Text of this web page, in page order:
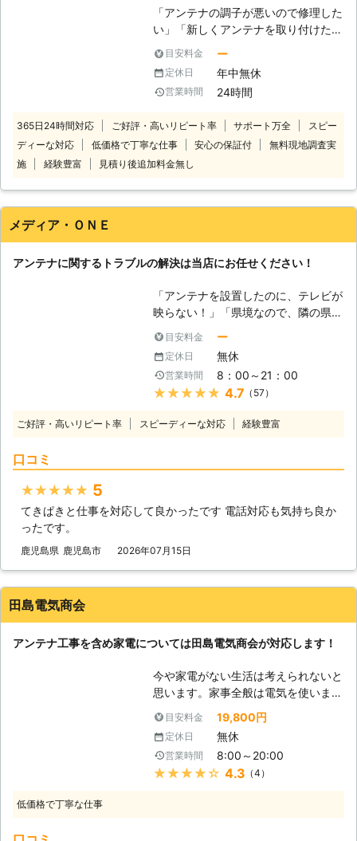
ださい。 古くなったアンテナの撤去
作業も無料で承っております。 ●中
応！ 当社はご依頼から施工完了まで
一貫対応しておりますので、余計な中
間マージンが掛からず安く対応するこ
テナ工事をおこなってほしいといった
際は、当社にお任せください。 グレ
ース社は鹿児島県内を中心にアンテナ
事業者をお探しなら、お気軽にご依頼
ください。
テナ工事で面倒なこと】 今の時代は
DIYで事故解決する事も多いですが、
アンテナ工事に関して言えばそれはあ
まりお勧めできません。まず、アンテ
ナ工事は危険な作業です。例えば2階
の屋根の上での作業となりますと、そ
の高さは十メートル弱に達します。そ
の高さから落ちれば、打ち所が悪けれ
ば命に関わります。 また、前述のよ
うにアンテナ工事は正しく受信できる
いうケースもあります。 アンテナ工
危険が発生します。そうなってからで
は遅いですので、始めのうちから私た
ちにご依頼ください。
「アンテナの調子が悪いので修理した
い」「新しくアンテナを取り付けた
い」「新居はお洒落なデザインアンテ
ナがいい」など。 アンテナのことで
お困り、お悩みのお客様がおりました
ら、アンテナ110番までお気軽にご相
盟店と提携しておりますので、お客様
のご依頼に迅速に対応させていただき
ます。 低価格で充実のサポートを実
けるよう日々、努めております。 ア
え、常にお客様の立場に立った作業を
心掛けております。 そのため、どの
てほしいのか、などをお客様と共有
し、より良いサービスを実現していき
ます。 お見積り後のキャンセルも可
い。 アンテナ110番では、24時間365
日で電話での相談を受け付けておりま
す。早朝や深夜でも、お客様の都合に
す。
目安料金 ー
定休日 年中無休
営業時間 24時間
365日24時間対応 ご好評・高いリピート率 サポート万全
スピー
ディーな対応
低価格で丁寧な仕事 安心の保証付
無料現地調査実
施
経験豊富 見積り後追加料金無し
メディア・ＯＮＥ
アンテナに関するトラブルの解決は当店にお任せください！
「アンテナを設置したのに、テレビが
映らない！」「県境なので、隣の県の
は、そのようなトラブルやご要望が寄
せられます。アンテナ工事は基本的に
業者に任せきりになるので、ご自身で
はどうにも対策が立てられないという
から見ても仕方が無いことなので、信
「メディア・ＯＮＥ」は、数少ないア
事に関する事ならどこにも負けない自
平洋に面した県です。そんな鹿児島県
上陸します。台風はアンテナにとって
の天敵。強風によってアンテナがズレ
たり、飛散物がアンテナを破損させて
しまう事もあります。そうなります
なってしまいます。そうなってしまい
ましたら、当店にご相談ください。皆
目安料金 ー
定休日 無休
営業時間 8：00～21：00
★★★★★ 4.7 （57）
ご好評・高いリピート率 スピーディーな対応 経験豊富
口コミ
★★★★★ 5
てきぱきと仕事を対応して良かったです 電話対応も気持ち良か
ったです。
鹿児島県 鹿児島市 2026年07月15日
田島電気商会
アンテナ工事を含め家電については田島電気商会が対応します！
今や家電がない生活は考えられないと
思います。家事全般は電気を使います
し、他の生活にも電気を使います。こ
の世の中で私たち田島電気商会のよう
な電気屋は皆さまの生活を支えている
という責任感をもって作業をしなけれ
ばいけません。特に家電を設置する時
目安料金 19,800円
定休日 無休
営業時間 8:00～20:00
★★★★★ 4.3 （4）
低価格で丁寧な仕事